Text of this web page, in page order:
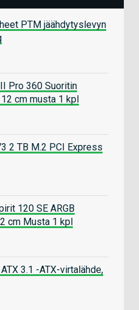
PTM jäähdytyslevyn
Pro 360 Suoritin
cm musta 1 kpl
2 TB M.2 PCI Express
120 SE ARGB
cm Musta 1 kpl
3.1 -ATX-virtalähde,